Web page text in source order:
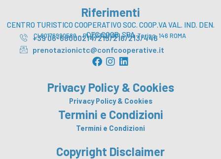
Riferimenti
CENTRO TURISTICO COOPERATIVO SOC. COOP.VA VAL. IND. DEN.
CTC COOP. SPA
CI 80176990580 – PI 02131211001 – Via Torino, 146 ROMA
+39 06-68000214/215/216/213/446
prenotazionictc@confcooperative.it
F
a
e
b
o
o
k
I
t
a
g
r
a
L
k
e
d
i
n
Privacy Policy & Cookies
Privacy Policy & Cookies
Termini e Condizioni
Termini e Condizioni
Copyright Disclaimer